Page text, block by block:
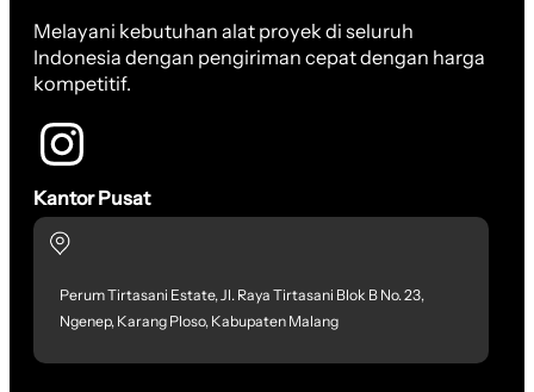
Melayani kebutuhan alat proyek di seluruh
Indonesia dengan pengiriman cepat dengan harga
kompetitif.
Kantor Pusat
Perum Tirtasani Estate, Jl. Raya Tirtasani Blok B No. 23,
Ngenep, Karang Ploso, Kabupaten Malang